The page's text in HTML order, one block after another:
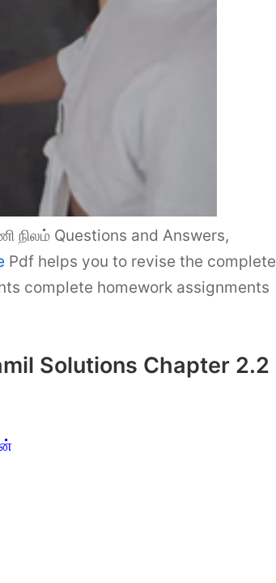
நிலம் Questions and Answers,
Pdf helps you to revise the complete
complete homework assignments
Solutions Chapter 2.2